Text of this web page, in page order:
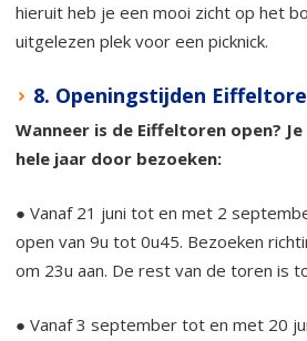
hieruit heb je een mooi zicht op het
uitgelezen plek voor een picknick.
8. Openingstijden
Wanneer is de Eiffeltoren open?
hele jaar door bezoeken:
● Vanaf 21 juni tot en met 2
open van 9u tot 0u45. Bezoeken
om 23u aan. De rest van de toren is
● Vanaf 3 september tot en met 20